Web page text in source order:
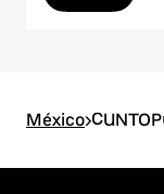
México>